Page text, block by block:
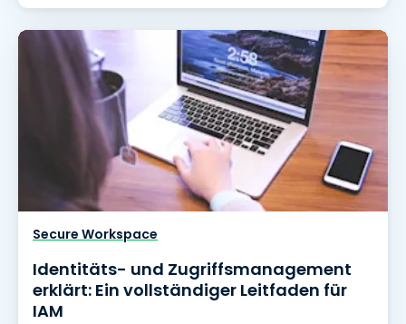
Secure Workspace
Identitäts- und Zugriffsmanagement
erklärt: Ein vollständiger Leitfaden für
IAM